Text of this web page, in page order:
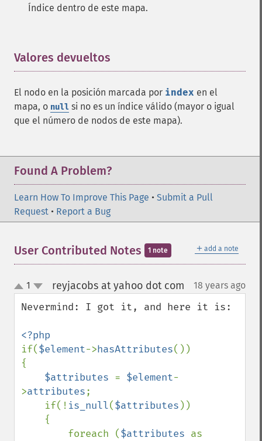
Índice dentro de este mapa.
Valores devueltos
El nodo en la posición marcada por index en el
mapa, o null si no es un índice válido (mayor o igual
que el número de nodos de este mapa).
Found A Problem?
Learn How To Improve This Page • Submit a Pull
Request • Report a Bug
＋ add a note
User Contributed Notes 1 note
up
down
1 reyjacobs at yahoo dot com 18 years ago
Nevermind: I got it, and here it is:
if($element->hasAttributes())
{
$attributes = $element-
>attributes;
    if(!
is_null($attributes ))
        foreach (
$attributes